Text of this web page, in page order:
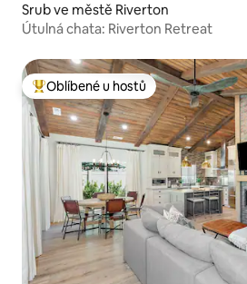
Srub ve městě Riverton
Útulná chata: Riverton Retreat
Nejlepší v kategorii Oblíbené u hostů
Oblíbené u hostů